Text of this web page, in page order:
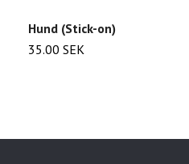
Hund (Stick-on)
35.00 SEK